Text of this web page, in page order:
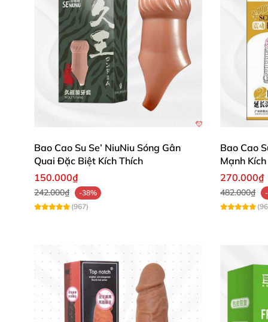
Bao Cao Su Se’ NiuNiu Sóng Gân
Quai Đặc Biệt Kích Thích
150.000₫
242.000₫
-38%
(967)
Bao Cao
Mạnh
270.000₫
482.000₫